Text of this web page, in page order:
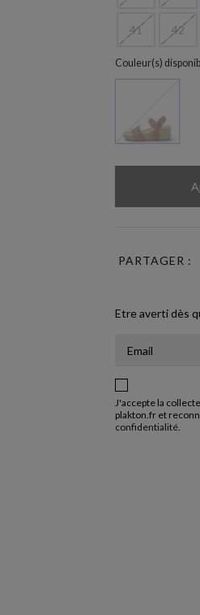
41 42
Couleur(s)
PARTAGER :
Etre averti dès
J'accepte la
plakton.fr et
confidentialité.